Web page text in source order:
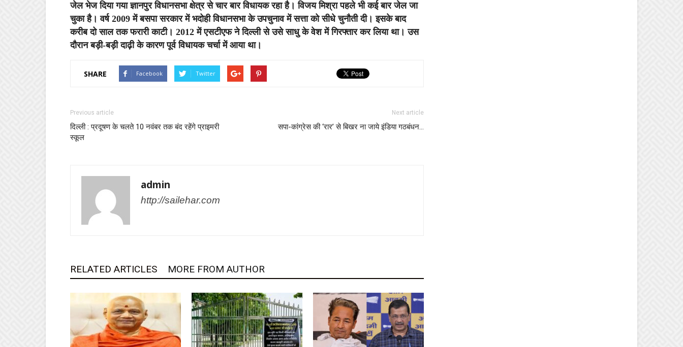
जेल भेज दिया गया ज्ञानपुर विधानसभा क्षेत्र से चार बार विधायक रहा है। विजय मिश्रा पहले भी कई बार जेल जा
चुका है। वर्ष 2009 में बसपा सरकार में भदोही विधानसभा के उपचुनाव में सत्ता को सीधे चुनौती दी। इसके बाद
करीब दो साल तक फरारी काटी। 2012 में एसटीएफ ने दिल्ली से उसे साधु के वेश में गिरफ्तार कर लिया था। उस
दौरान बड़ी-बड़ी दाढ़ी के कारण पूर्व विधायक चर्चा में आया था।
SHARE Facebook Twitter
Previous article
दिल्ली : प्रदूषण के चलते 10 नवंबर तक बंद रहेंगे प्राइमरी
स्कूल
Next article
सपा-कांग्रेस की ‘रार’ से बिखर ना जाये इंडिया गठबंधन…
admin
http://sailehar.com
RELATED ARTICLES MORE FROM AUTHOR